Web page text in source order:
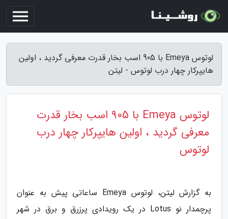
لوتوس Emeya با 905 اسب بخار قدرت معرفی گردید ، اولین
هایپرکار چهار درب لوتوس - لیتن
لوتوس Emeya با 905 اسب بخار قدرت
معرفی گردید ، اولین هایپرکار چهار درب
لوتوس
به گزارش لیتن، لوتوس Emeya ساعاتی پیش به عنوان
پرچمدار نو Lotus در یک رویدادی پرزرق و برق در شهر